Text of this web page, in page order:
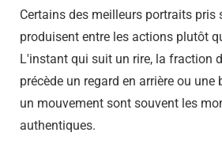
Certains des meilleurs portraits pris
produisent entre les actions plutôt
L'instant qui suit un rire, la fraction
précède un regard en arrière ou une
un mouvement sont souvent les
authentiques.